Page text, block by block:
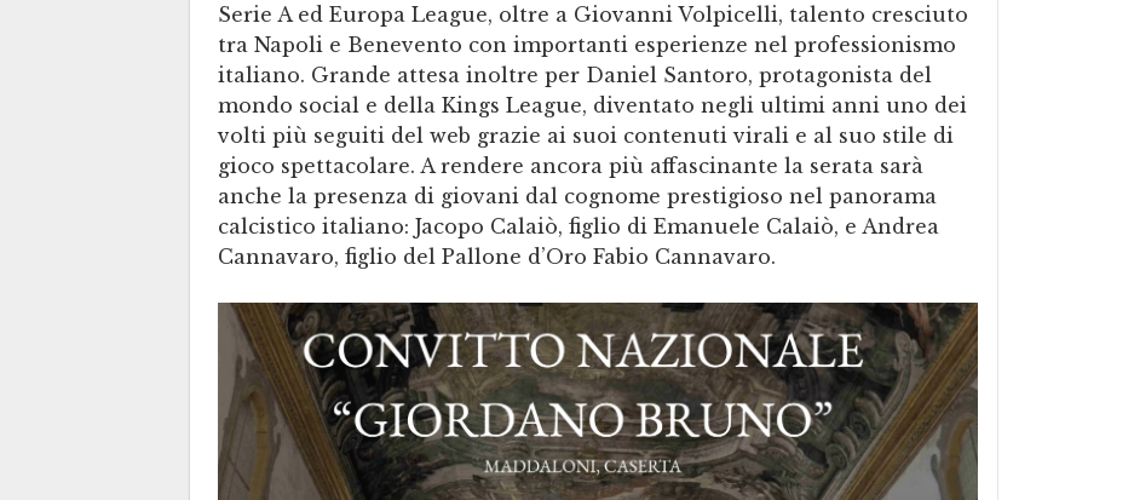
Serie A ed Europa League, oltre a Giovanni Volpicelli, talento cresciuto
tra Napoli e Benevento con importanti esperienze nel professionismo
italiano. Grande attesa inoltre per Daniel Santoro, protagonista del
mondo social e della Kings League, diventato negli ultimi anni uno dei
volti più seguiti del web grazie ai suoi contenuti virali e al suo stile di
gioco spettacolare. A rendere ancora più affascinante la serata sarà
anche la presenza di giovani dal cognome prestigioso nel panorama
calcistico italiano: Jacopo Calaiò, figlio di Emanuele Calaiò, e Andrea
Cannavaro, figlio del Pallone d’Oro Fabio Cannavaro.